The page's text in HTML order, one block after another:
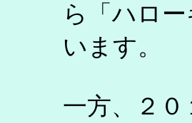
ら「ハロ
います。
一方、２